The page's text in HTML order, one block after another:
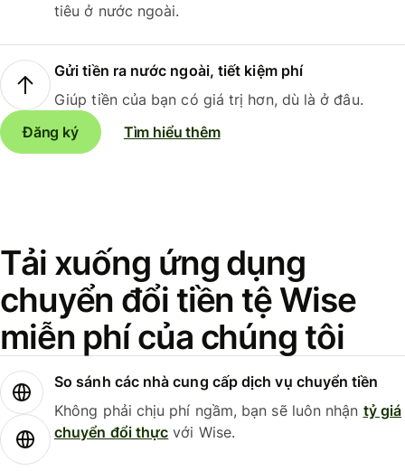
tiêu ở nước ngoài.
Gửi tiền ra nước ngoài, tiết kiệm phí
Giúp tiền của bạn có giá trị hơn, dù là ở đâu.
Đăng ký
Tìm hiểu thêm
Tải xuống ứng dụng
chuyển đổi tiền tệ Wise
miễn phí của chúng tôi
So sánh các nhà cung cấp dịch vụ chuyển tiền
Không phải chịu phí ngầm, bạn sẽ luôn nhận tỷ giá
chuyển đổi thực với Wise.